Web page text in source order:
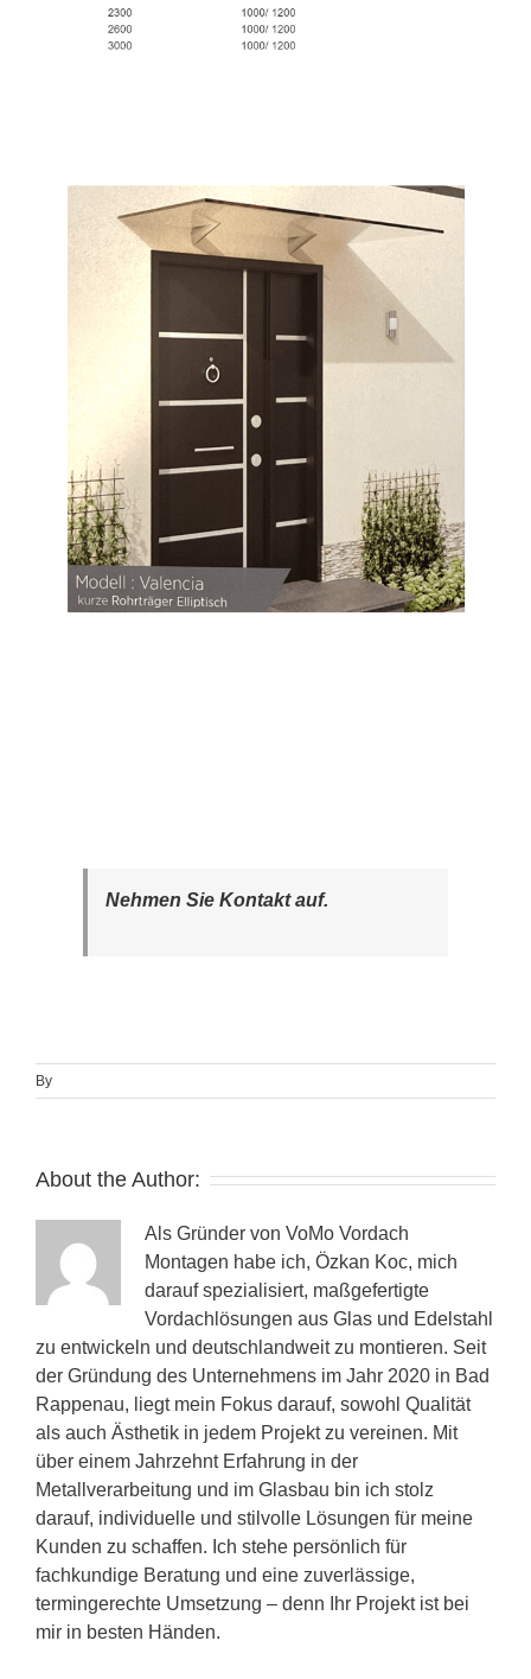
Nehmen Sie Kontakt auf.
By
About the Author:
Als Gründer von VoMo Vordach
Montagen habe ich, Özkan Koc, mich
darauf spezialisiert, maßgefertigte
Vordachlösungen aus Glas und Edelstahl
zu entwickeln und deutschlandweit zu montieren. Seit
der Gründung des Unternehmens im Jahr 2020 in Bad
Rappenau, liegt mein Fokus darauf, sowohl Qualität
als auch Ästhetik in jedem Projekt zu vereinen. Mit
über einem Jahrzehnt Erfahrung in der
Metallverarbeitung und im Glasbau bin ich stolz
darauf, individuelle und stilvolle Lösungen für meine
Kunden zu schaffen. Ich stehe persönlich für
fachkundige Beratung und eine zuverlässige,
termingerechte Umsetzung – denn Ihr Projekt ist bei
mir in besten Händen.